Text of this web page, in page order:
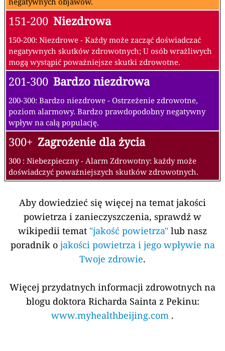
151-200 Niezdrowa
150-200: Niezdrowe - Każdy może zacząć doświadczać
negatywnych skutków zdrowotnych; U osób wrażliwych
mogą wystąpić poważniejsze skutki zdrowotne.
201-300 Bardzo niezdrowa
200-300: Bardzo niezdrowe - Ostrzeżenie zdrowotne,
poziom alarmowy. Bardzo prawdopodobny negatywny
wpływ na całą populację.
300+ Zagrożenie dla życia
300 : Niebezpieczny - Alarm Zdrowotny: każdy może
doświadczyć poważniejszych skutków zdrowotnych.
Aby dowiedzieć się więcej na temat jakości
powietrza i zanieczyszczenia, sprawdź w
wikipedii temat "jakość powietrza" lub nasz
poradnik o jakości powietrza i jego wpływie na
Twoje zdrowie.
Więcej przydatnych informacji zdrowotnych na
blogu doktora Richarda Sainta z Pekinu:
www.myhealthbeijing.com .